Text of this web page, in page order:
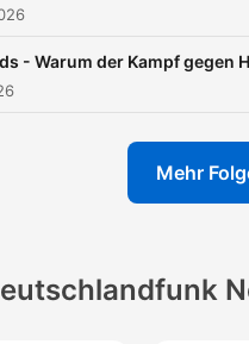
- Warum der Kampf gegen
Mehr